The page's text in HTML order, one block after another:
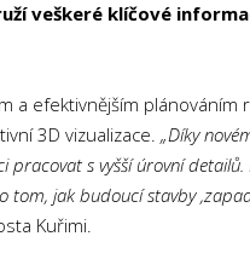
veškeré klíčové
a efektivnějším
3D vizualizace. „Díky
pracovat s vyšší úrovní
tom, jak budoucí stavby
Kuřimi.